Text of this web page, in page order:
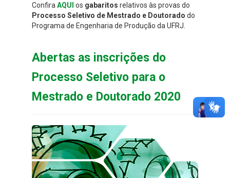
ConfiraAQUI os gabaritos relativos às provas do
Processo Seletivo de Mestrado e Doutorado do
Programa de Engenharia de Produção da UFRJ.
Abertas as inscrições do
Processo Seletivo para o
Mestrado e Doutorado 2020